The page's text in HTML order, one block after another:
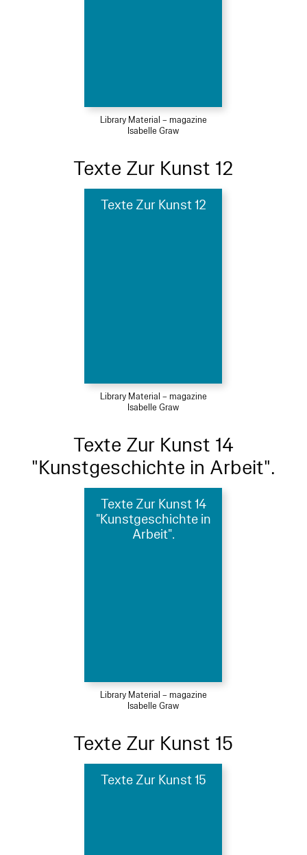
Library Material – magazine
Isabelle Graw
Texte Zur Kunst 12
Texte Zur Kunst 12
Library Material – magazine
Isabelle Graw
Texte Zur Kunst 14
"Kunstgeschichte in Arbeit".
Texte Zur Kunst 14
"Kunstgeschichte in
Arbeit".
Library Material – magazine
Isabelle Graw
Texte Zur Kunst 15
Texte Zur Kunst 15